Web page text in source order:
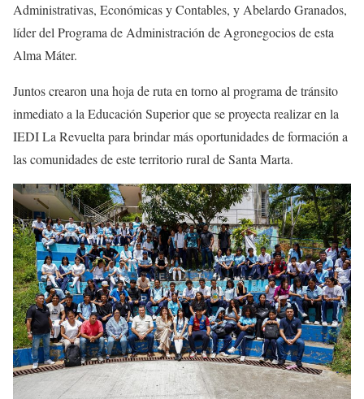
Administrativas, Económicas y Contables, y Abelardo Granados,
líder del Programa de Administración de Agronegocios de esta
Alma Máter.
Juntos crearon una hoja de ruta en torno al programa de tránsito
inmediato a la Educación Superior que se proyecta realizar en la
IEDI La Revuelta para brindar más oportunidades de formación a
las comunidades de este territorio rural de Santa Marta.